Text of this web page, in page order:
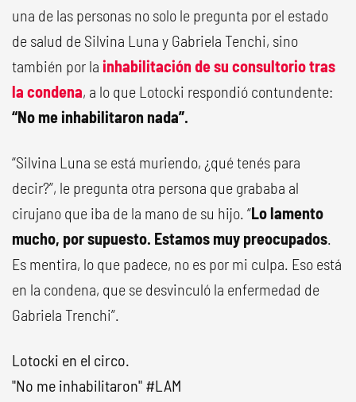
una de las personas no solo le pregunta por el estado
de salud de Silvina Luna y Gabriela Tenchi, sino
también por la inhabilitación de su consultorio tras
la condena, a lo que Lotocki respondió contundente:
“No me inhabilitaron nada”.
“Silvina Luna se está muriendo, ¿qué tenés para
decir?”, le pregunta otra persona que grababa al
cirujano que iba de la mano de su hijo. “Lo lamento
mucho, por supuesto. Estamos muy preocupados.
Es mentira, lo que padece, no es por mi culpa. Eso está
en la condena, que se desvinculó la enfermedad de
Gabriela Trenchi”.
Lotocki en el circo.
"No me inhabilitaron" #LAM